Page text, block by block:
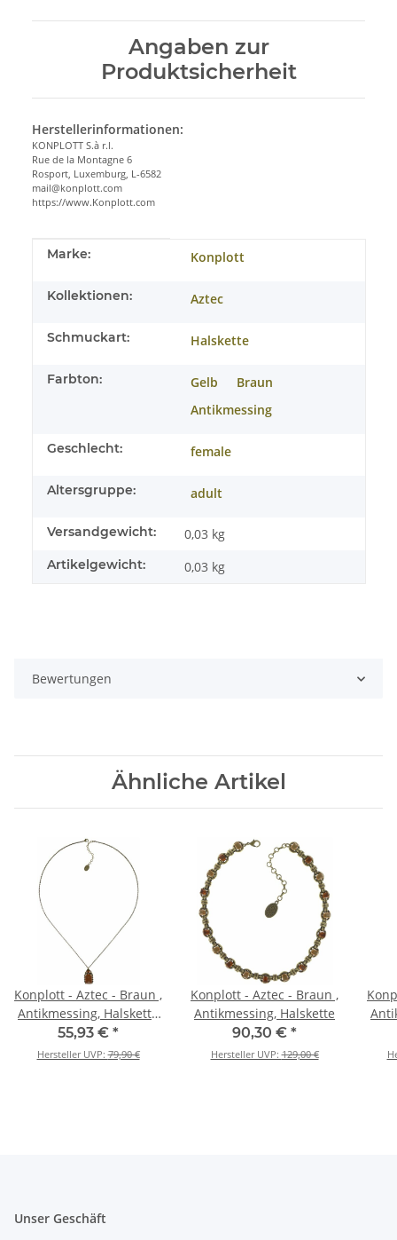
Angaben zur
Produktsicherheit
Herstellerinformationen:
KONPLOTT S.à r.l.
Rue de la Montagne 6
Rosport, Luxemburg, L-6582
mail@konplott.com
https://www.Konplott.com
Produkteigenschaft
Wert
Marke: Konplott
Kollektionen: Aztec
Schmuckart: Halskette
Farbton: Gelb
Braun
Antikmessing
Geschlecht: female
Altersgruppe: adult
Versandgewicht: 0,03 kg
Artikelgewicht: 0,03 kg
Bewertungen
Ähnliche Artikel
Konplott - Aztec - Braun ,
Antikmessing, Halskette
mit Anhänger
55,93 € *
Hersteller UVP:79,90 €
Konplott - Aztec - Braun ,
Antikmessing, Halskette
90,30 € *
Hersteller UVP:129,00 €
Unser Geschäft